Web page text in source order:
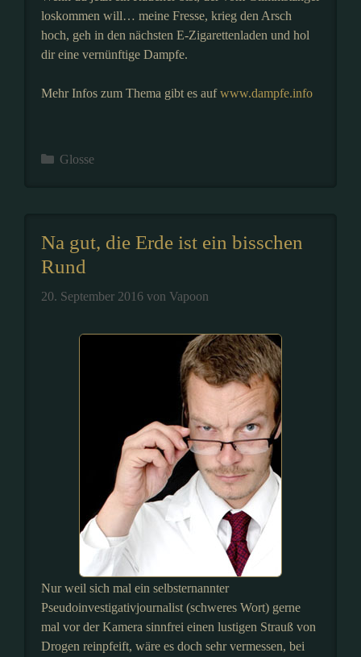
loskommen will… meine Fresse, krieg den Arsch
hoch, geh in den nächsten E-Zigarettenladen und hol
dir eine vernünftige Dampfe.
Mehr Infos zum Thema gibt es aufwww.dampfe.info
Kategorien
Glosse
Na gut, die Erde ist ein bisschen
Rund
20. September 2016 von Vapoon
Nur weil sich mal ein selbsternannter
Pseudoinvestigativjournalist (schweres Wort) gerne
mal vor der Kamera sinnfrei einen lustigen Strauß von
Drogen reinpfeift, wäre es doch sehr vermessen, bei